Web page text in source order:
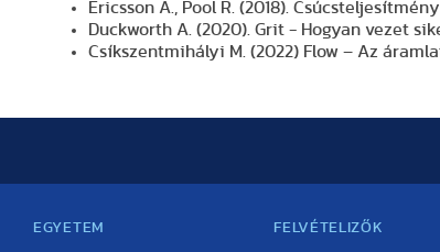
Ericsson A., Pool R. (2018).
Duckworth A. (2020). Grit - Hogyan vezet
Csíkszentmihályi M. (2022) Flow ​– Az
EGYETEM FELVÉTELIZŐK